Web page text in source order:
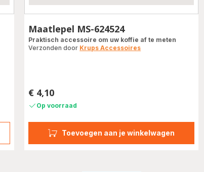
Toevoegen aan je winkelwagen
Maatlepel MS-624524
Praktisch accessoire om uw koffie af te meten
Verzonden door Krups Accessoires
Prijs
€ 4,10
Op voorraad